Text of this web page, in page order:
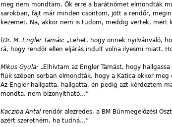
meg nem mondtam. Ők erre a barátnőmet elmondták
sarokban, fájt már minden csontom, jött a rendőr,
kezemet. Na, akkor nem is tudom, meddig vertek, mert
(Dr. M. Engler Tamás: „Lehet, hogy önnek nyilvánvaló,
rá, hogy rendőr ellen eljárás indult volna ilyesmi miatt.
Mikus Gyula: „Elhívtam az Engler Tamást, hogy
fiúk szépen sorban elmondták, hogy a Katica ekkor
Az Engler hallgatta, hallgatta, én pedig azt kérdeztem
mondta, nem bizonyítható…”
Kacziba Antal rendőr alezredes, a BM Bűnmegelőzési
azért szeretném, ha tudná…”